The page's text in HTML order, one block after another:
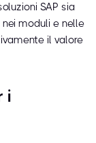
SAP sia
moduli e nelle
il valore
i